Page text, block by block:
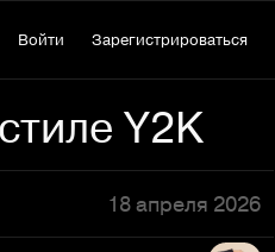
Войти Зарегистрироваться
Y2K
18 апреля 2026